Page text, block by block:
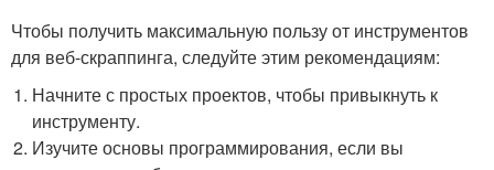
Чтобы получить максимальную пользу от инструментов
для веб-скраппинга, следуйте этим рекомендациям:
Начните с простых проектов, чтобы привыкнуть к
инструменту.
Изучите основы программирования, если вы